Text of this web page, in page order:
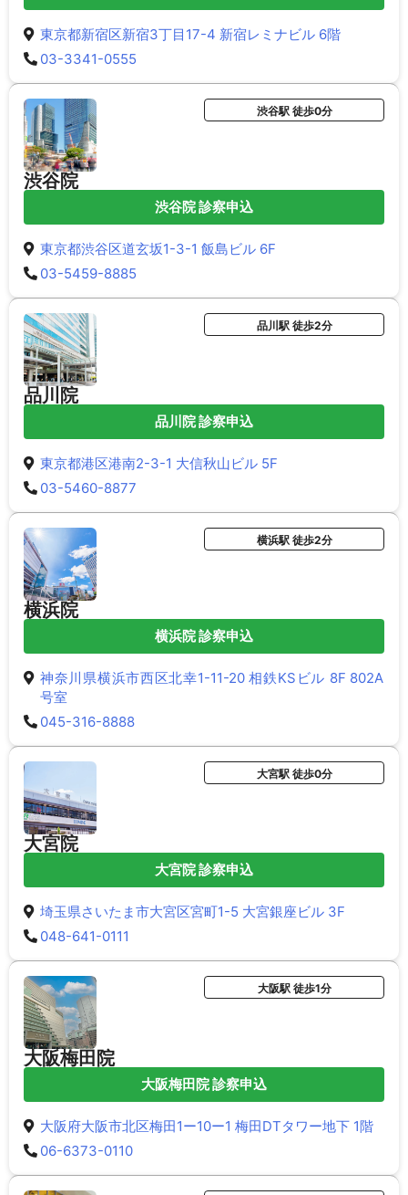
東京都新宿区新宿3丁目17-4 新宿レミナビル 6階
03-3341-0555
渋谷院
渋谷駅 徒歩0分
渋谷院 診察申込
東京都渋谷区道玄坂1-3-1 飯島ビル 6F
03-5459-8885
品川院
品川駅 徒歩2分
品川院 診察申込
東京都港区港南2-3-1 大信秋山ビル 5F
03-5460-8877
横浜院
横浜駅 徒歩2分
横浜院 診察申込
神奈川県横浜市西区北幸1-11-20 相鉄KSビル 8F 802A
号室
045-316-8888
大宮院
大宮駅 徒歩0分
大宮院 診察申込
埼玉県さいたま市大宮区宮町1-5 大宮銀座ビル 3F
048-641-0111
大阪梅田院
大阪駅 徒歩1分
大阪梅田院 診察申込
大阪府大阪市北区梅田1ー10ー1 梅田DTタワー地下 1階
06-6373-0110